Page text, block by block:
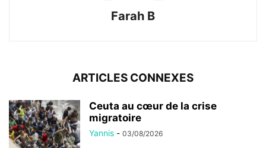
Farah B
ARTICLES CONNEXES
Ceuta au cœur de la crise
migratoire
Yannis - 03/08/2026